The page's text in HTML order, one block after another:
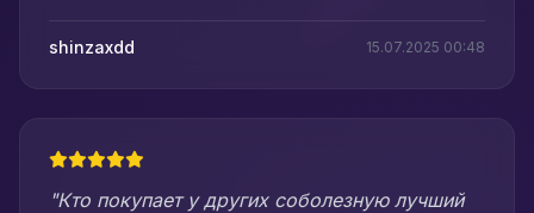
shinzaxdd 15.07.2025 00:48
"Кто покупает у других соболезную лучший